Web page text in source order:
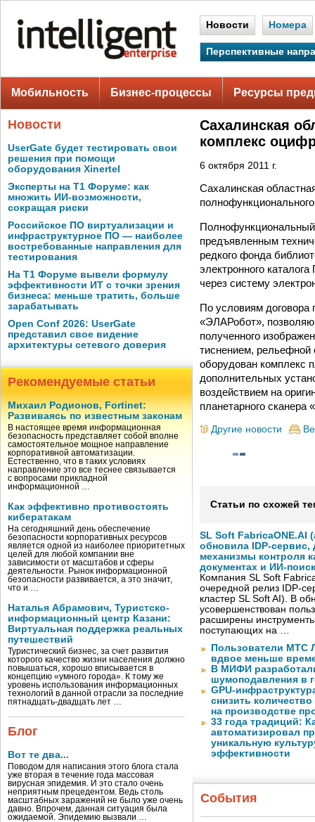
Новости Номера
Перспективные
Мобильность Бизнес-процессы Ресурсы
Новости
UserGate будет тестировать свои
решения при помощи
оборудования Xinertel
Эксперты на Т1 Форуме: как
множить ИИ-возможности,
сокращая риски
Российское ПО виртуализации и
инфраструктурное ПО — наиболее
востребованные направления для
тестирования
На Т1 Форуме вывели формулу
эффективности ИТ с точки зрения
бизнеса: меньше тратить, больше
зарабатывать
Open Conf 2026: UserGate
представил свое видение
архитектуры сетевого доверия
Рекомендуемые статьи
Михаил Родионов, Fortinet:
Развиваясь по известным законам
В настоящее время информационная
безопасность представляет собой вполне
самостоятельное мощное направление
корпоративной автоматизации.
Естественно, что в таких условиях
направление это все теснее связывается
с вопросами прикладной
информационной …
Как эффективно противостоять
кибератакам
На сегодняшний день обеспечение
безопасности корпоративных ресурсов
является одной из наиболее приоритетных
целей для любой компании вне
зависимости от масштабов и сферы
деятельности. Рынок информационной
безопасности развивается, а это значит,
что и …
Наталья Абрамович, Туристско-
информационный центр Казани:
Виртуальная поддержка реальных
путешествий
Туристический бизнес, за счет развития
которого качество жизни населения должно
повышаться, хорошо вписывается в
концепцию «умного города». К тому же
уровень использования информационных
технологий в данной отрасли за последние
пятнадцать-двадцать лет …
Блог
Вот те два...
Поводом для написания этого блога стала
уже вторая в течение года массовая
вирусная эпидемия. И это стало очень
неприятным прецедентом. Ведь столь
масштабных заражений не было уже очень
давно. Впрочем, данная ситуация была
ожидаемой. Эпидемию вызвали …
Сахалинская
комплекс
6 октября 2011 г.
Сахалинская
Полнофункциональный
предъявленным
редкого фонда
электронного
через систему
По условиям договора
«ЭЛАРобот»,
полученного
тиснением, рельефной
оборудован комплекс
дополнительных
воздействием на
планетарного
Другие новости
Статьи по схожей
SL Soft FabricaONE.AI
обновила IDP-
механизмы контроля
документах и ИИ-поиск
Компания SL Soft
очередной релиз IDP-
кластер SL Soft AI). В
усовершенствован
расширены
поступающих на …
Пользователи МТС
вдвое меньше
В МИФИ
шумоподавления в
GPU-
снизить
на производстве
33 года традиций:
автоматизировал
уникальную
эффективности
События